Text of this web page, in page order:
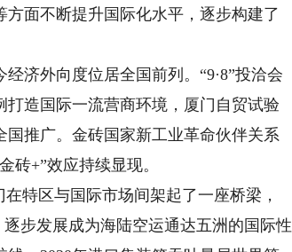
面不断提升国际化水平，逐步构建了
外向度位居全国前列。“9·8”投洽会
造国际一流营商环境，厦门自贸试验
国推广。金砖国家新工业革命伙伴关系
砖+”效应持续显现。
特区与国际市场间架起了一座桥梁，
步发展成为海陆空运通达五洲的国际性